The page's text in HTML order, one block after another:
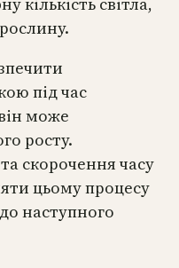
під час
може
росту.
скорочення часу
цьому процесу
наступного